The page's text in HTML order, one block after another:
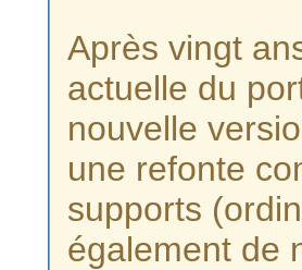
Après vingt
actuelle du
nouvelle
une refonte
supports
également de